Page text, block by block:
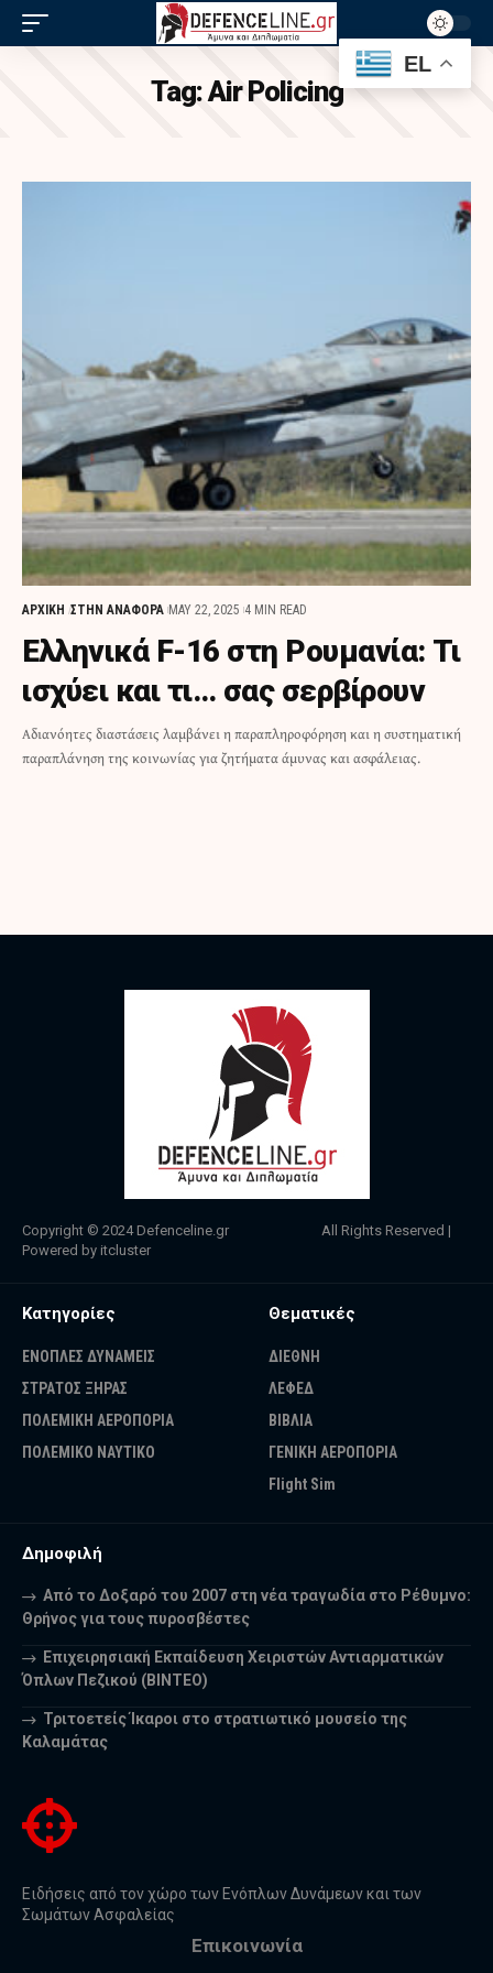
Tag:Air Policing
ΑΡΧΙΚΗ ΣΤΗΝ ΑΝΑΦΟΡΑ MAY 22, 2025 4 MIN READ
Ελληνικά F-16 στη Ρουμανία: Τι
ισχύει και τι… σας σερβίρουν
Αδιανόητες διαστάσεις λαμβάνει η παραπληροφόρηση και η συστηματική
παραπλάνηση της κοινωνίας για ζητήματα άμυνας και ασφάλειας.
Copyright © 2024 Defenceline.gr All Rights Reserved |
Powered by itcluster
Κατηγορίες
ΕΝΟΠΛΕΣ ΔΥΝΑΜΕΙΣ
ΣΤΡΑΤΟΣ ΞΗΡΑΣ
ΠΟΛΕΜΙΚΗ ΑΕΡΟΠΟΡΙΑ
ΠΟΛΕΜΙΚΟ ΝΑΥΤΙΚΟ
Θεματικές
ΔΙΕΘΝΗ
ΛΕΦΕΔ
ΒΙΒΛΙΑ
ΓΕΝΙΚΗ ΑΕΡΟΠΟΡΙΑ
Flight Sim
Δημοφιλή
Από το Δοξαρό του 2007 στη νέα τραγωδία στο Ρέθυμνο:
Θρήνος για τους πυροσβέστες
Επιχειρησιακή Εκπαίδευση Χειριστών Αντιαρματικών
Όπλων Πεζικού (ΒΙΝΤΕΟ)
Τριτοετείς Ίκαροι στο στρατιωτικό μουσείο της
Καλαμάτας
Ειδήσεις από τον χώρο των Ενόπλων Δυνάμεων και των
Σωμάτων Ασφαλείας
Επικοινωνία
EL